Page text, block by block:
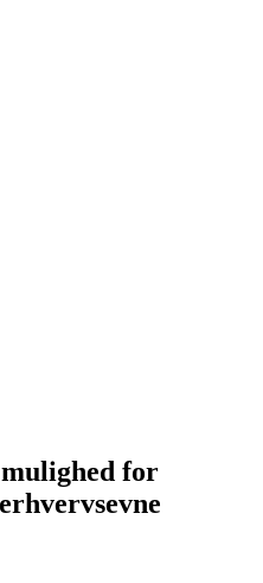
for